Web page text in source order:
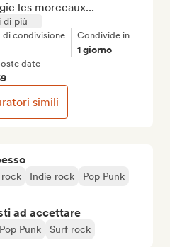
rock Indie rock
Pop Punk
ad accettare
Pop Punk Surf rock
les morceaux...
di più
di condivisione Condivide in
1 giorno
date
simili